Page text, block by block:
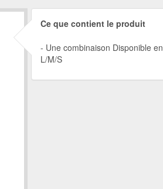
Ce que contient le produit
Une combinaison Disponible en
L/M/S